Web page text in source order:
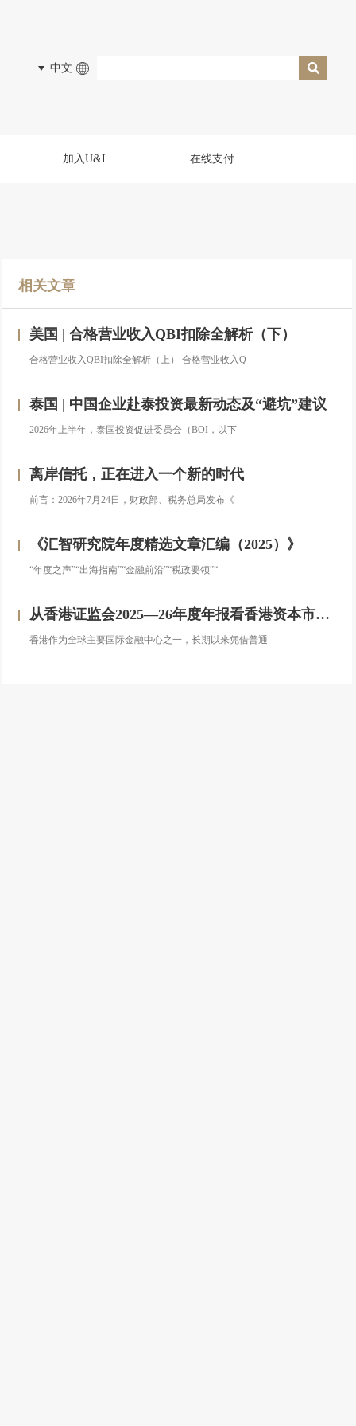
中文
加入U&I 在线支付
相关文章
美国 | 合格营业收入QBI扣除全解析（下）
合格营业收入QBI扣除全解析（上） 合格营业收入Q
泰国 | 中国企业赴泰投资最新动态及“避坑”建议
2026年上半年，泰国投资促进委员会（BOI，以下
离岸信托，正在进入一个新的时代
前言：2026年7月24日，财政部、税务总局发布《
《汇智研究院年度精选文章汇编（2025）》
“年度之声”“出海指南”“金融前沿”“税政要领”“
从香港证监会2025—26年度年报看香港资本市场发展的新方向
香港作为全球主要国际金融中心之一，长期以来凭借普通